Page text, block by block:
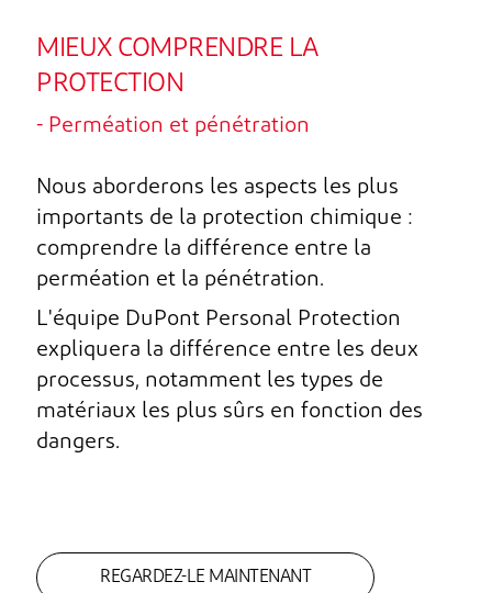
MIEUX COMPRENDRE LA
PROTECTION
- Perméation et pénétration
Nous aborderons les aspects les plus
importants de la protection chimique :
comprendre la différence entre la
perméation et la pénétration.
L'équipe DuPont Personal Protection
expliquera la différence entre les deux
processus, notamment les types de
matériaux les plus sûrs en fonction des
dangers.
REGARDEZ-LE MAINTENANT